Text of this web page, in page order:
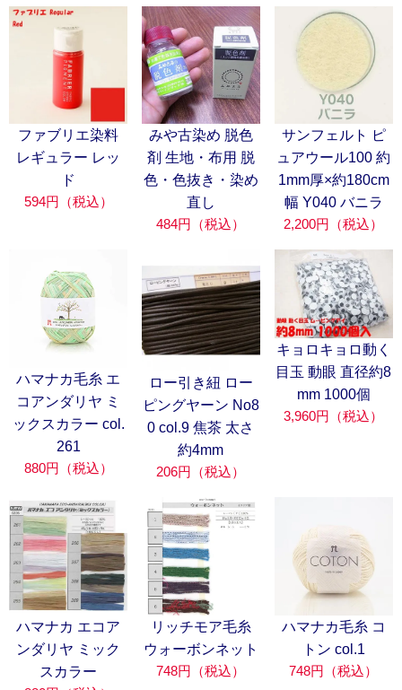
ファブリエ染料
レギュラー レッ
ド
594円（税込）
みや古染め 脱色
剤 生地・布用 脱
色・色抜き・染め
直し
484円（税込）
サンフェルト ピ
ュアウール100 約
1mm厚×約180cm
幅 Y040 バニラ
2,200円（税込）
ハマナカ毛糸 エ
コアンダリヤ ミ
ックスカラー col.
261
880円（税込）
ロー引き紐 ロー
ピングヤーン No8
0 col.9 焦茶 太さ
約4mm
206円（税込）
キョロキョロ動く
目玉 動眼 直径約8
mm 1000個
3,960円（税込）
ハマナカ エコア
ンダリヤ ミック
スカラー
リッチモア毛糸
ウォーボンネット
748円（税込）
ハマナカ毛糸 コ
トン col.1
748円（税込）